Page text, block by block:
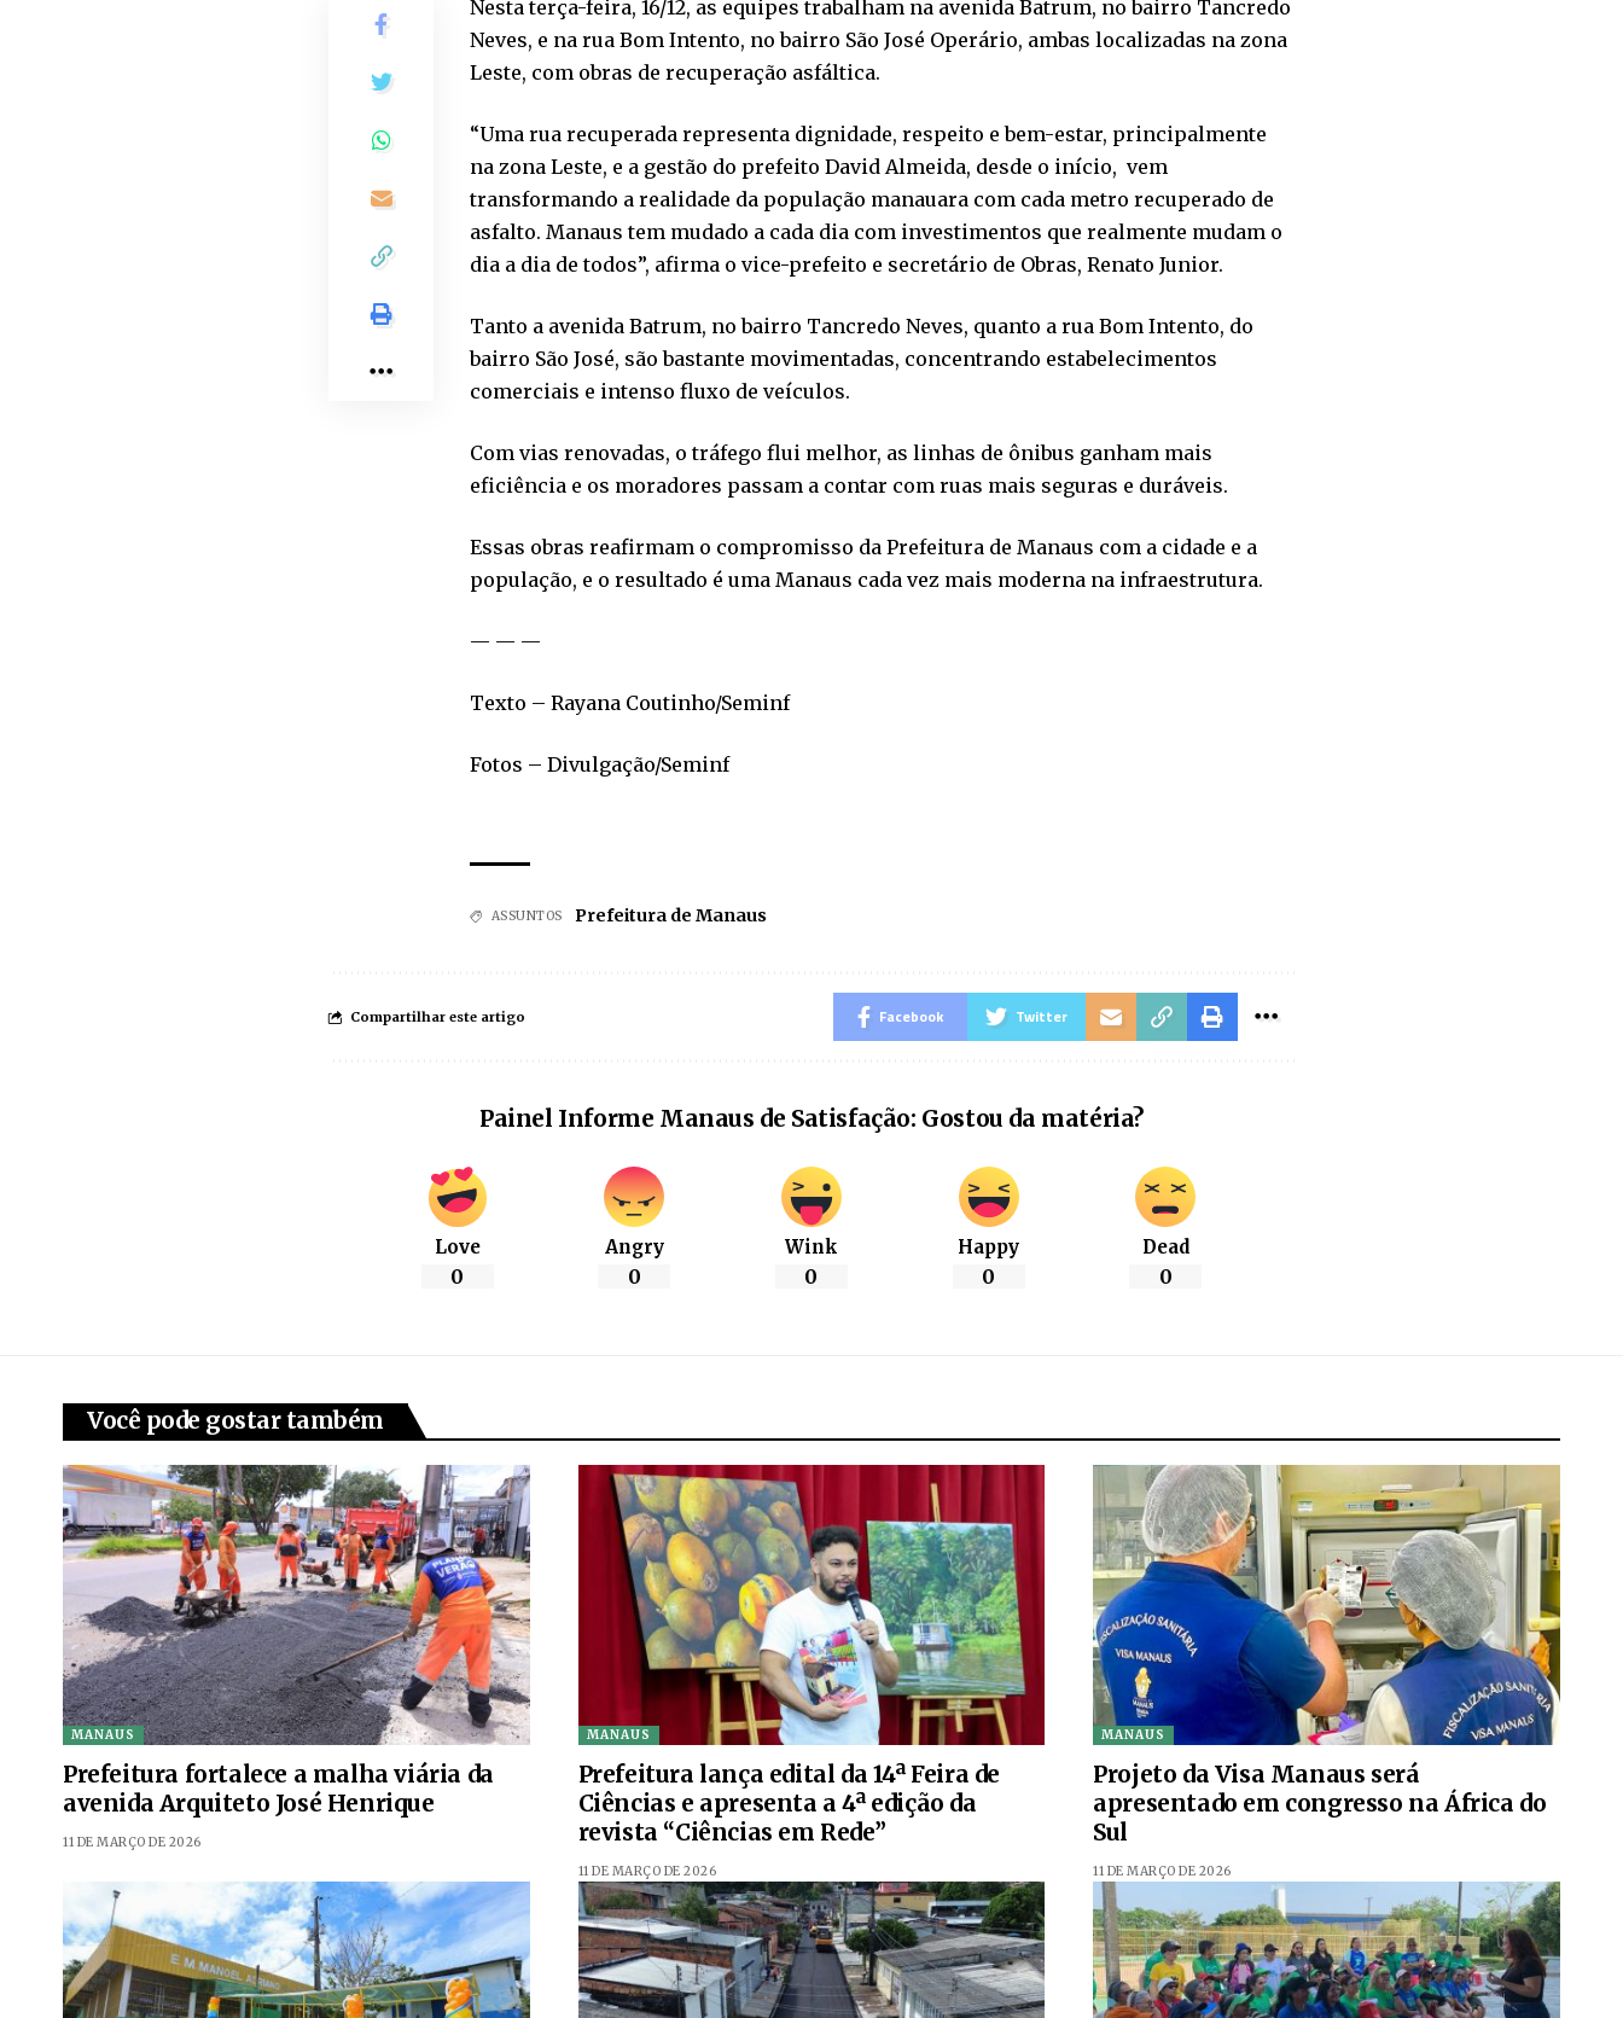
Nesta terça-feira, 16/12, as equipes trabalham na avenida Batrum, no bairro Tancredo
Neves, e na rua Bom Intento, no bairro São José Operário, ambas localizadas na zona
Leste, com obras de recuperação asfáltica.
“Uma rua recuperada representa dignidade, respeito e bem-estar, principalmente
na zona Leste, e a gestão do prefeito David Almeida, desde o início, vem
transformando a realidade da população manauara com cada metro recuperado de
asfalto. Manaus tem mudado a cada dia com investimentos que realmente mudam o
dia a dia de todos”, afirma o vice-prefeito e secretário de Obras, Renato Junior.
Tanto a avenida Batrum, no bairro Tancredo Neves, quanto a rua Bom Intento, do
bairro São José, são bastante movimentadas, concentrando estabelecimentos
comerciais e intenso fluxo de veículos.
Com vias renovadas, o tráfego flui melhor, as linhas de ônibus ganham mais
eficiência e os moradores passam a contar com ruas mais seguras e duráveis.
Essas obras reafirmam o compromisso da Prefeitura de Manaus com a cidade e a
população, e o resultado é uma Manaus cada vez mais moderna na infraestrutura.
— — —
Texto – Rayana Coutinho/Seminf
Fotos – Divulgação/Seminf
ASSUNTOS Prefeitura de Manaus
Compartilhar este artigo Facebook Twitter
Painel Informe Manaus de Satisfação: Gostou da matéria?
Love
0
Angry
0
Wink
0
Happy
0
Dead
0
Você pode gostar também
MANAUS
Prefeitura fortalece a malha viária da
avenida Arquiteto José Henrique
11 DE MARÇO DE 2026
MANAUS
Prefeitura lança edital da 14ª Feira de
Ciências e apresenta a 4ª edição da
revista “Ciências em Rede”
11 DE MARÇO DE 2026
MANAUS
Projeto da Visa Manaus será
apresentado em congresso na África do
Sul
11 DE MARÇO DE 2026